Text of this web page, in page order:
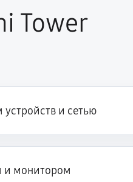
Tower
и сетью
и монитором